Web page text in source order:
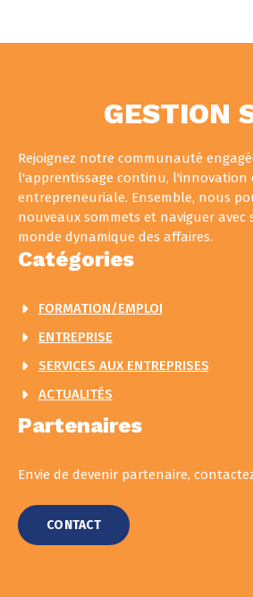
GESTION
Rejoignez notre communauté
l'apprentissage continu, l'innovation
entrepreneuriale. Ensemble, nous
nouveaux sommets et naviguer avec
monde dynamique des affaires.
Catégories
FORMATION/EMPLOI
ENTREPRISE
SERVICES AUX ENTREPRISES
ACTUALITÉS
Partenaires
Envie de devenir partenaire,
CONTACT